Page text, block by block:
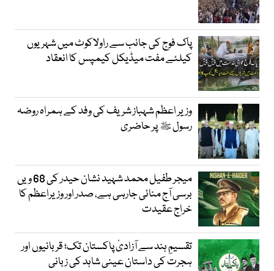
پاک فوج کی جانب سے راولاکوٹ میں شہریوں
کیلئے مفت میڈیکل کیمپس کا انعقاد
وزیر اعظم شہباز شریف کی وفد کے ہمراہ روضہ
رسول ﷺ پر حاضری
میجر طفیل محمد شہید نشان حیدر کی 68 ویں
برسی آج منائی جارہی ہے، صدر اور وزیراعظم کا
خراج عقیدت
تقسیمِ ہند سے آزادیٔ پاکستان تک؛ قربانیوں اور
ہجرت کی داستان عینی شاہد کی زبانی